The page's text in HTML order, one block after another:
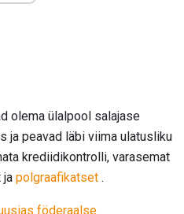
olema ülalpool salajase
ja peavad läbi viima ulatusliku
krediidikontrolli, varasemat
ja polgraafikatset .
föderaalse